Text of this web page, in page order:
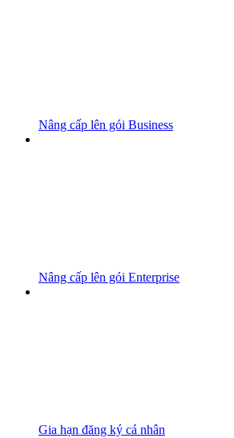
Nâng cấp lên gói Business
Nâng cấp lên gói Enterprise
Gia hạn đăng ký cá nhân